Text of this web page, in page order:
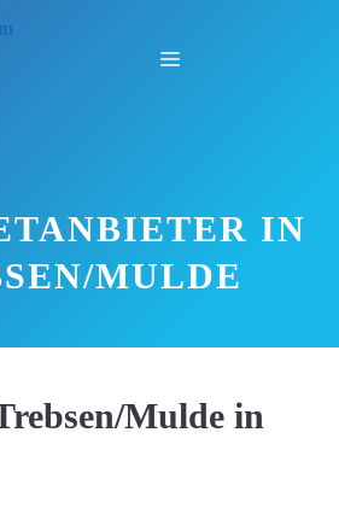
Menü
IN
MULDE
Mulde in